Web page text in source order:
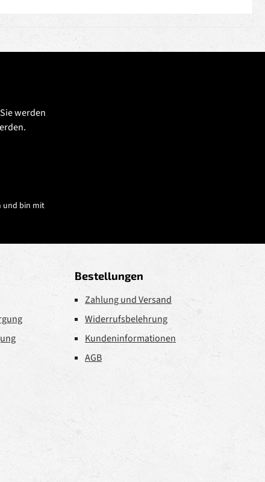
werden
und bin mit
Bestellungen
Zahlung und Versand
Widerrufsbelehrung
Kundeninformationen
AGB